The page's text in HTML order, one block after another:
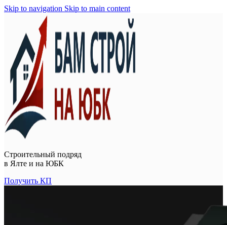
Skip to navigation Skip to main content
Строительный подряд
в Ялте и на ЮБК
Получить КП